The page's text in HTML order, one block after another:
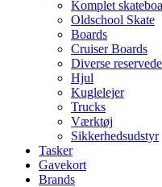
Komplet
Oldschool Skate
Boards
Cruiser Boards
Diverse
Hjul
Kuglelejer
Trucks
Værktøj
Sikkerhedsudstyr
Tasker
Gavekort
Brands